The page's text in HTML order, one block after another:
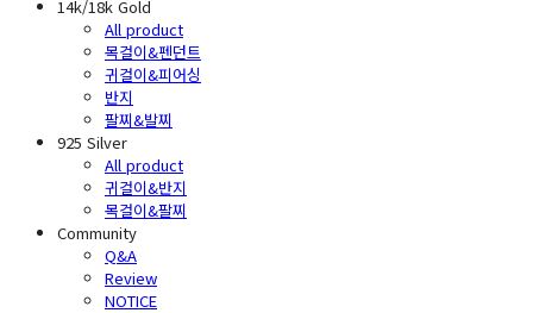
14k/18k Gold
All product
목걸이&펜던트
귀걸이&피어싱
반지
팔찌&발찌
925 Silver
All product
귀걸이&반지
목걸이&팔찌
Community
Q&A
Review
NOTICE